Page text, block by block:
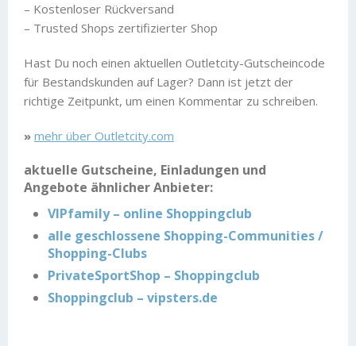
– Kostenloser Rückversand
– Trusted Shops zertifizierter Shop
Hast Du noch einen aktuellen Outletcity-Gutscheincode
für Bestandskunden auf Lager? Dann ist jetzt der
richtige Zeitpunkt, um einen Kommentar zu schreiben.
» mehr über Outletcity.com
aktuelle Gutscheine, Einladungen und
Angebote ähnlicher Anbieter:
VIPfamily – online Shoppingclub
alle geschlossene Shopping-Communities /
Shopping-Clubs
PrivateSportShop – Shoppingclub
Shoppingclub – vipsters.de